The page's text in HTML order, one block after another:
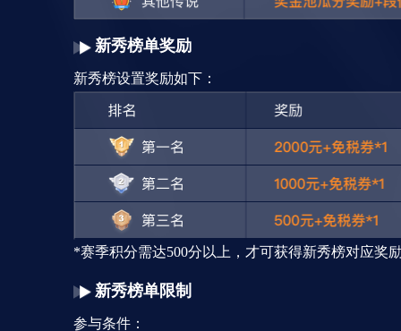
新秀榜单奖励
新秀榜设置奖励如下：
*赛季积分需达500分以上，才可获得新秀榜对应奖
新秀榜单限制
参与条件：